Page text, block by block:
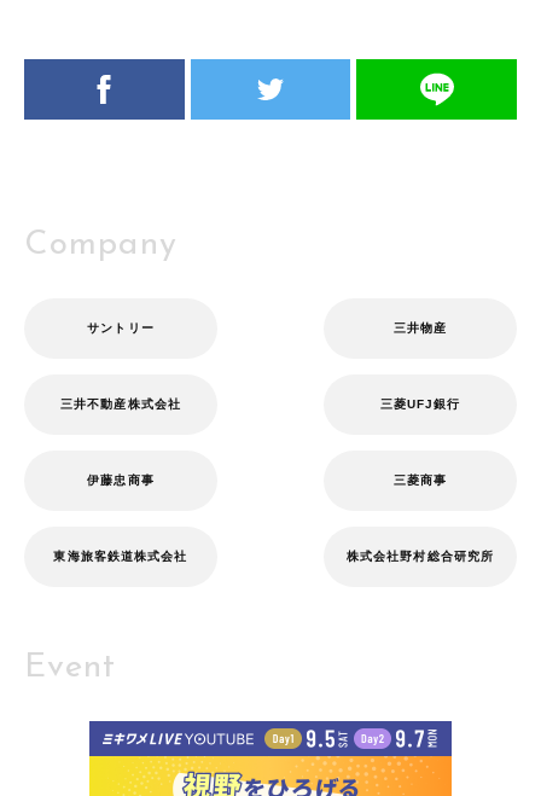
Company
サントリー 三井物産
三井不動産株式会社 三菱UFJ銀行
伊藤忠商事 三菱商事
東海旅客鉄道株式会社 株式会社野村総合研究所
Event